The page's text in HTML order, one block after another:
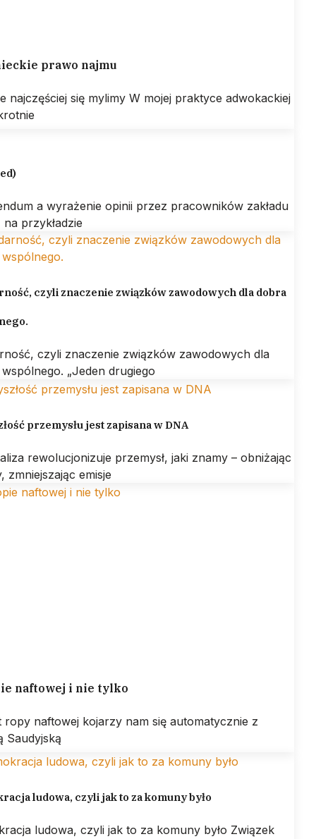
prawo najmu
najczęściej się mylimy W mojej praktyce adwokackiej
a wyrażenie opinii przez pracowników zakładu
przykładzie
czyli znaczenie związków zawodowych dla dobra
czyli znaczenie związków zawodowych dla
„Jeden drugiego
przemysłu jest zapisana w DNA
rewolucjonizuje przemysł, jaki znamy – obniżając
zmniejszając emisje
naftowej i nie tylko
ropy naftowej kojarzy nam się automatycznie z
Saudyjską
ludowa, czyli jak to za komuny było
ludowa, czyli jak to za komuny było Związek